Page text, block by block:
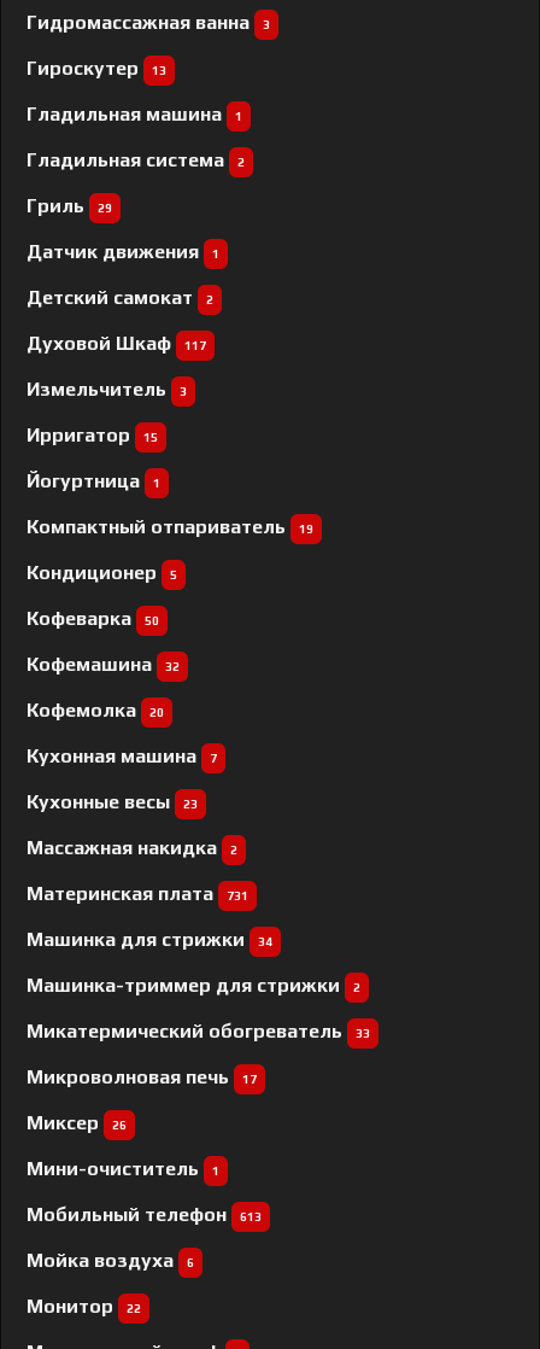
Гидромассажная ванна 3
Гироскутер 13
Гладильная машина 1
Гладильная система 2
Гриль 29
Датчик движения 1
Детский самокат 2
Духовой Шкаф 117
Измельчитель 3
Ирригатор 15
Йогуртница 1
Компактный отпариватель 19
Кондиционер 5
Кофеварка 50
Кофемашина 32
Кофемолка 20
Кухонная машина 7
Кухонные весы 23
Массажная накидка 2
Материнская плата 731
Машинка для стрижки 34
Машинка-триммер для стрижки 2
Микатермический обогреватель 33
Микроволновая печь 17
Миксер 26
Мини-очиститель 1
Мобильный телефон 613
Мойка воздуха 6
Монитор 22